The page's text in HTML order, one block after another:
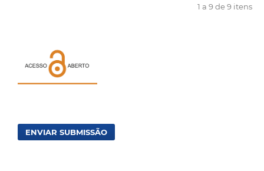
1 a 9 de 9 itens
ENVIAR SUBMISSÃO